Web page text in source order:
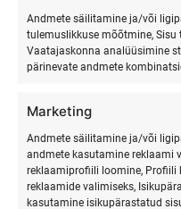
Andmete säilitamine ja/või
tulemuslikkuse mõõtmine,
Vaatajaskonna analüüsimine
pärinevate andmete
Marketing
Andmete säilitamine ja/või
andmete kasutamine reklaami
reklaamiprofiili loomine,
reklaamide valimiseks,
kasutamine isikupärastatud
SURFMASTER